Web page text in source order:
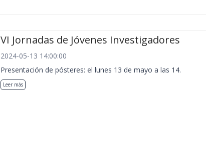
VI Jornadas de Jóvenes Investigadores
2024-05-13 14:00:00
Presentación de pósteres: el lunes 13 de mayo a las 14.
Leer más